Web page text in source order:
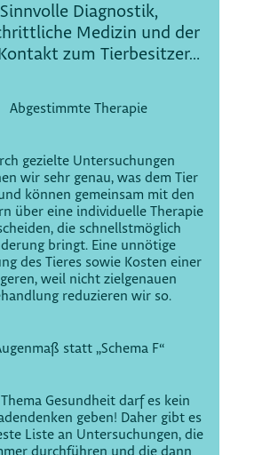
Sinnvolle Diagnostik,
Medizin und der
zum Tierbesitzer…
Abgestimmte Therapie
gezielte Untersuchungen
wir sehr genau, was dem Tier
können gemeinsam mit den
über eine individuelle Therapie
die schnellstmöglich
bringt. Eine unnötige
des Tieres sowie Kosten einer
weil nicht zielgenauen
reduzieren wir so.
statt „Schema F“
Gesundheit darf es kein
geben! Daher gibt es
Liste an Untersuchungen, die